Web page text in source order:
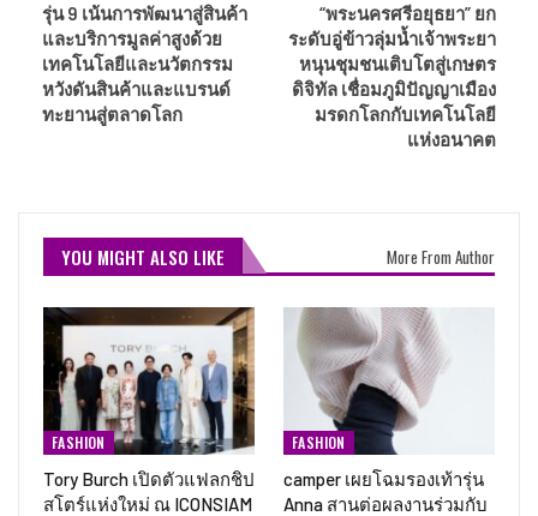
รุ่น 9 เน้นการพัฒนาสู่สินค้า
และบริการมูลค่าสูงด้วย
เทคโนโลยีและนวัตกรรม
หวังดันสินค้าและแบรนด์
ทะยานสู่ตลาดโลก
“พระนครศรีอยุธยา” ยก
ระดับอู่ข้าวลุ่มน้ำเจ้าพระยา
หนุนชุมชนเติบโตสู่เกษตร
ดิจิทัล เชื่อมภูมิปัญญาเมือง
มรดกโลกกับเทคโนโลยี
แห่งอนาคต
YOU MIGHT ALSO LIKE More From Author
FASHION
Tory Burch เปิดตัวแฟลกชิป
สโตร์แห่งใหม่ ณ ICONSIAM
FASHION
camper เผยโฉมรองเท้ารุ่น
Anna สานต่อผลงานร่วมกับ